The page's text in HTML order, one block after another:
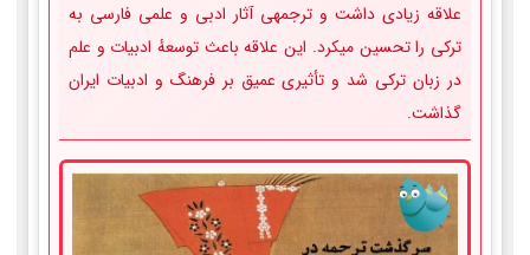
علاقه زیادی داشت و ترجمه­ی آثار ادبی و علمی فارسی به
ترکی را تحسین می­کرد. این علاقه باعث توسعهٔ ادبیات و علم
در زبان ترکی شد و تأثیری عمیق بر فرهنگ و ادبیات ایران
گذاشت.